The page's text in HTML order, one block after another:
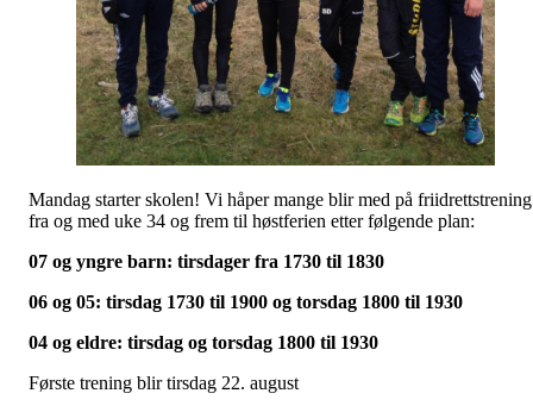
Mandag starter skolen! Vi håper mange blir med på friidrettstrening
fra og med uke 34 og frem til høstferien etter følgende plan:
07 og yngre barn: tirsdager fra 1730 til 1830
06 og 05: tirsdag 1730 til 1900 og torsdag 1800 til 1930
04 og eldre: tirsdag og torsdag 1800 til 1930
Første trening blir tirsdag 22. august